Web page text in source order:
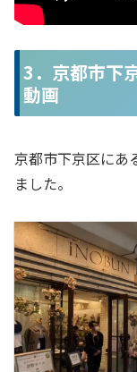
3．京都市下
動画
京都市下京区にあ
ました。